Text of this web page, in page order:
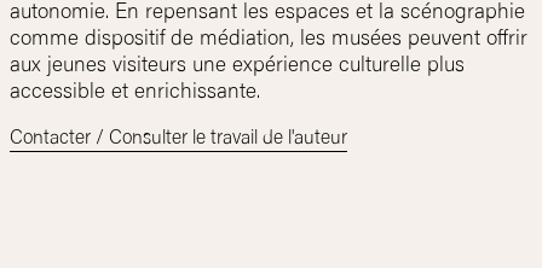
autonomie. En repensant les espaces et la scénographie
comme dispositif de médiation, les musées peuvent offrir
aux jeunes visiteurs une expérience culturelle plus
accessible et enrichissante.
Contacter / Consulter le travail de l'auteur